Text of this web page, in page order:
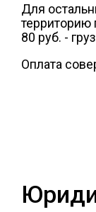
Для
территорию
80 руб. -
Оплата